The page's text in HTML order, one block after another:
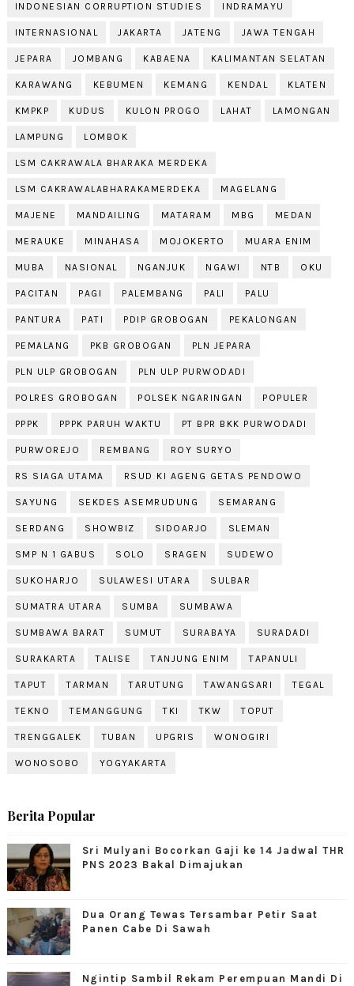
INDONESIAN CORRUPTION STUDIES INDRAMAYU
INTERNASIONAL JAKARTA JATENG JAWA TENGAH
JEPARA JOMBANG KABAENA KALIMANTAN SELATAN
KARAWANG KEBUMEN KEMANG KENDAL KLATEN
KMPKP KUDUS KULON PROGO LAHAT LAMONGAN
LAMPUNG LOMBOK
LSM CAKRAWALA BHARAKA MERDEKA
LSM CAKRAWALABHARAKAMERDEKA MAGELANG
MAJENE MANDAILING MATARAM MBG MEDAN
MERAUKE MINAHASA MOJOKERTO MUARA ENIM
MUBA NASIONAL NGANJUK NGAWI NTB OKU
PACITAN PAGI PALEMBANG PALI PALU
PANTURA PATI PDIP GROBOGAN PEKALONGAN
PEMALANG PKB GROBOGAN PLN JEPARA
PLN ULP GROBOGAN PLN ULP PURWODADI
POLRES GROBOGAN POLSEK NGARINGAN POPULER
PPPK PPPK PARUH WAKTU PT BPR BKK PURWODADI
PURWOREJO REMBANG ROY SURYO
RS SIAGA UTAMA RSUD KI AGENG GETAS PENDOWO
SAYUNG SEKDES ASEMRUDUNG SEMARANG
SERDANG SHOWBIZ SIDOARJO SLEMAN
SMP N 1 GABUS SOLO SRAGEN SUDEWO
SUKOHARJO SULAWESI UTARA SULBAR
SUMATRA UTARA SUMBA SUMBAWA
SUMBAWA BARAT SUMUT SURABAYA SURADADI
SURAKARTA TALISE TANJUNG ENIM TAPANULI
TAPUT TARMAN TARUTUNG TAWANGSARI TEGAL
TEKNO TEMANGGUNG TKI TKW TOPUT
TRENGGALEK TUBAN UPGRIS WONOGIRI
WONOSOBO YOGYAKARTA
Berita Popular
Sri Mulyani Bocorkan Gaji ke 14 Jadwal THR
PNS 2023 Bakal Dimajukan
Dua Orang Tewas Tersambar Petir Saat
Panen Cabe Di Sawah
Ngintip Sambil Rekam Perempuan Mandi Di